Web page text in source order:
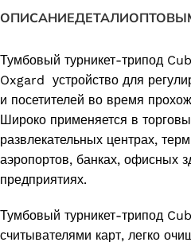
ОПИСАНИЕДЕТАЛИ
Тумбовый турникет-трипод
Oxgard устройство для
и посетителей во время
Широко применяется в
развлекательных центрах,
аэропортов, банках, офисных
предприятиях.
Тумбовый турникет-трипод
считывателями карт, легко